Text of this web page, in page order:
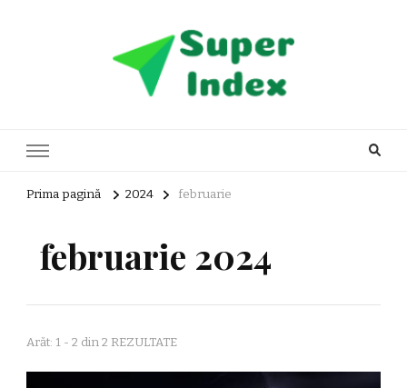
Prima pagină 2024 februarie
februarie 2024
Arăt: 1 - 2 din 2 REZULTATE